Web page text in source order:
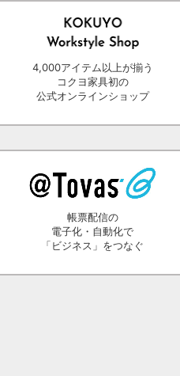
4,000アイテム以上が揃う
コクヨ家具初の
公式オンラインショップ
帳票配信の
電子化・自動化で
「ビジネス」をつなぐ